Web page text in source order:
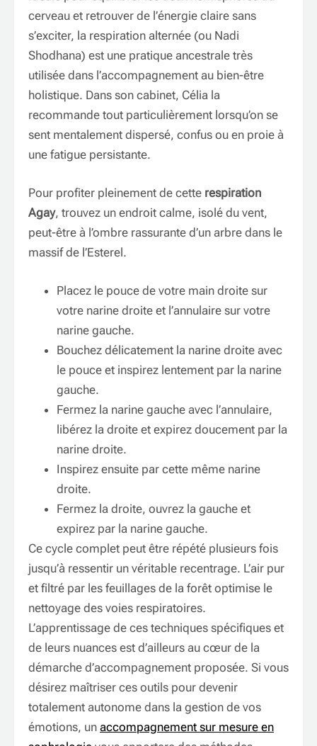
cerveau et retrouver de l’énergie claire sans
s’exciter, la respiration alternée (ou Nadi
Shodhana) est une pratique ancestrale très
utilisée dans l’accompagnement au bien-être
holistique. Dans son cabinet, Célia la
recommande tout particulièrement lorsqu’on se
sent mentalement dispersé, confus ou en proie à
une fatigue persistante.
Pour profiter pleinement de cette respiration
Agay, trouvez un endroit calme, isolé du vent,
peut-être à l’ombre rassurante d’un arbre dans le
massif de l’Esterel.
Placez le pouce de votre main droite sur
votre narine droite et l’annulaire sur votre
narine gauche.
Bouchez délicatement la narine droite avec
le pouce et inspirez lentement par la narine
gauche.
Fermez la narine gauche avec l’annulaire,
libérez la droite et expirez doucement par la
narine droite.
Inspirez ensuite par cette même narine
droite.
Fermez la droite, ouvrez la gauche et
expirez par la narine gauche.
Ce cycle complet peut être répété plusieurs fois
jusqu’à ressentir un véritable recentrage. L’air pur
et filtré par les feuillages de la forêt optimise le
nettoyage des voies respiratoires.
L’apprentissage de ces techniques spécifiques et
de leurs nuances est d’ailleurs au cœur de la
démarche d’accompagnement proposée. Si vous
désirez maîtriser ces outils pour devenir
totalement autonome dans la gestion de vos
émotions, un accompagnement sur mesure en